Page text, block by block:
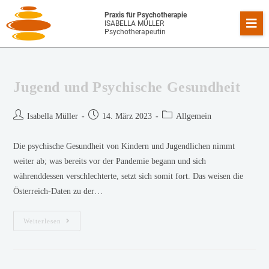
Praxis für Psychotherapie
ISABELLA MÜLLER
Psychotherapeutin
Jugend und Psychische Gesundheit
Isabella Müller 14. März 2023 Allgemein
Die psychische Gesundheit von Kindern und Jugendlichen nimmt
weiter ab; was bereits vor der Pandemie begann und sich
währenddessen verschlechterte, setzt sich somit fort. Das weisen die
Österreich-Daten zu der…
Weiterlesen